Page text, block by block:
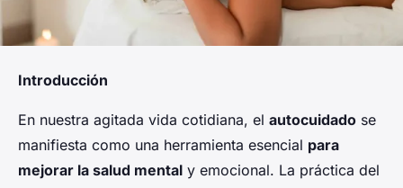
Introducción
En nuestra agitada vida cotidiana, el autocuidado se
manifiesta como una herramienta esencial para
mejorar la salud mental y emocional. La práctica del